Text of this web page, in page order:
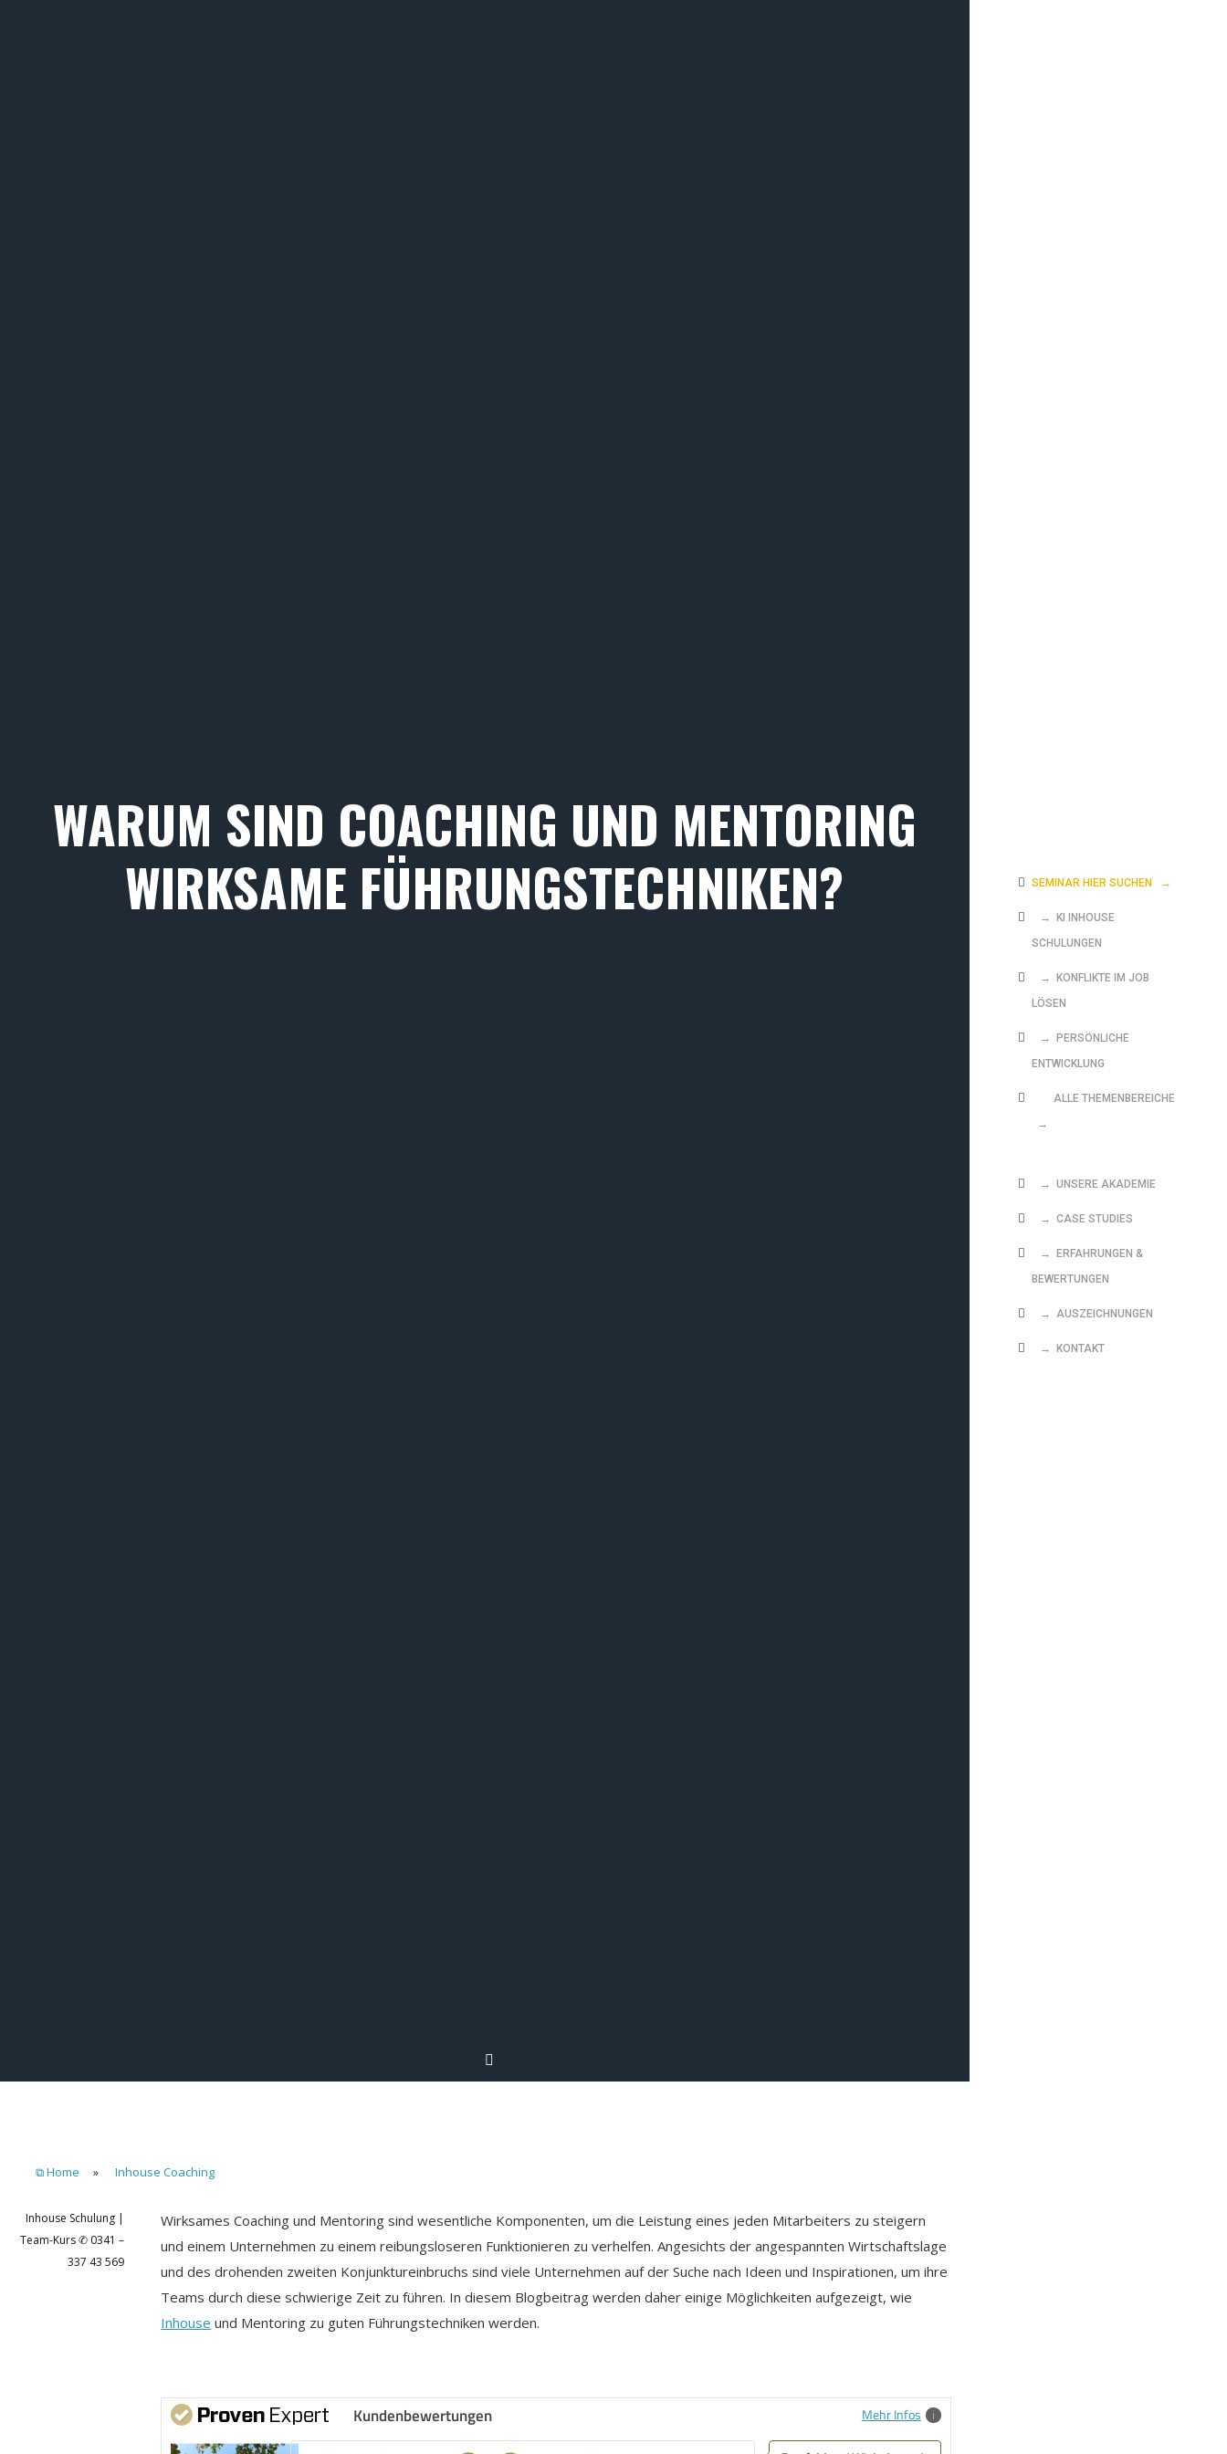
SEMINAR HIER SUCHEN →
→ KI INHOUSE
SCHULUNGEN
→ KONFLIKTE IM JOB
LÖSEN
→ PERSÖNLICHE
ENTWICKLUNG
ALLE THEMENBEREICHE
→
→ UNSERE AKADEMIE
→ CASE STUDIES
→ ERFAHRUNGEN &
BEWERTUNGEN
→ AUSZEICHNUNGEN
→ KONTAKT
WARUM SIND COACHING UND MENTORING
WIRKSAME FÜHRUNGSTECHNIKEN?
⧉ Home » Inhouse Coaching
Inhouse Schulung |
Team-Kurs ✆ 0341 –
337 43 569
Wirksames Coaching und Mentoring sind wesentliche Komponenten, um die Leistung eines jeden Mitarbeiters zu steigern
und einem Unternehmen zu einem reibungsloseren Funktionieren zu verhelfen. Angesichts der angespannten Wirtschaftslage
und des drohenden zweiten Konjunktureinbruchs sind viele Unternehmen auf der Suche nach Ideen und Inspirationen, um ihre
Teams durch diese schwierige Zeit zu führen. In diesem Blogbeitrag werden daher einige Möglichkeiten aufgezeigt, wie
Inhouse und Mentoring zu guten Führungstechniken werden.
Mehr Infos
Kundenbewertungen